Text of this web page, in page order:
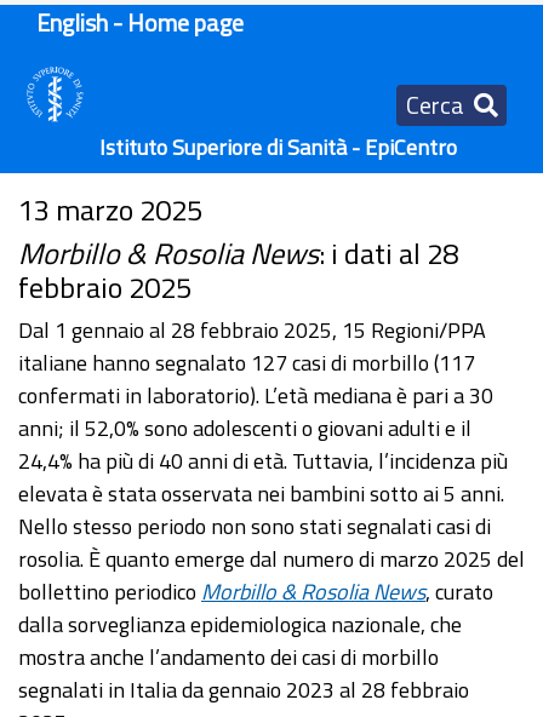
English - Home page
Cerca
Istituto Superiore di Sanità - EpiCentro
13 marzo 2025
Morbillo & Rosolia News: i dati al 28
febbraio 2025
Dal 1 gennaio al 28 febbraio 2025, 15 Regioni/PPA
italiane hanno segnalato 127 casi di morbillo (117
confermati in laboratorio). L’età mediana è pari a 30
anni; il 52,0% sono adolescenti o giovani adulti e il
24,4% ha più di 40 anni di età. Tuttavia, l’incidenza più
elevata è stata osservata nei bambini sotto ai 5 anni.
Nello stesso periodo non sono stati segnalati casi di
rosolia. È quanto emerge dal numero di marzo 2025 del
bollettino periodico Morbillo & Rosolia News, curato
dalla sorveglianza epidemiologica nazionale, che
mostra anche l’andamento dei casi di morbillo
segnalati in Italia da gennaio 2023 al 28 febbraio